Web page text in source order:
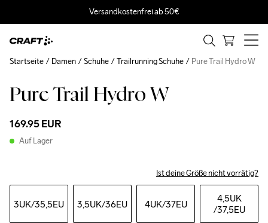
Versandkostenfrei ab 50€
Pure Trail Hydro W
169.95 EUR
Auf Lager
Ist deine Größe nicht vorrätig?
3UK/35,5EU 3,5UK/36EU 4UK/37EU
4,5UK
/37,5EU
Startseite Damen Schuhe Trailrunning Schuhe Pure Trail Hydro W